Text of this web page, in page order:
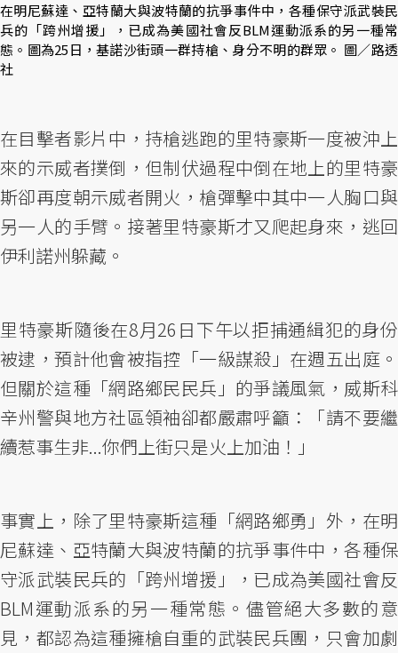
在明尼蘇達、亞特蘭大與波特蘭的抗爭事件中，各種保守派武裝民
兵的「跨州增援」，已成為美國社會反BLM運動派系的另一種常
態。圖為25日，基諾沙街頭一群持槍、身分不明的群眾。 圖／路透
社
在目擊者影片中，持槍逃跑的里特豪斯一度被沖上
來的示威者撲倒，但制伏過程中倒在地上的里特豪
斯卻再度朝示威者開火，槍彈擊中其中一人胸口與
另一人的手臂。接著里特豪斯才又爬起身來，逃回
伊利諾州躲藏。
里特豪斯隨後在8月26日下午以拒捕通緝犯的身份
被逮，預計他會被指控「一級謀殺」在週五出庭。
但關於這種「網路鄉民民兵」的爭議風氣，威斯科
辛州警與地方社區領袖卻都嚴肅呼籲：「請不要繼
續惹事生非...你們上街只是火上加油！」
事實上，除了里特豪斯這種「網路鄉勇」外，在明
尼蘇達、亞特蘭大與波特蘭的抗爭事件中，各種保
守派武裝民兵的「跨州增援」，已成為美國社會反
BLM運動派系的另一種常態。儘管絕大多數的意
見，都認為這種擁槍自重的武裝民兵團，只會加劇